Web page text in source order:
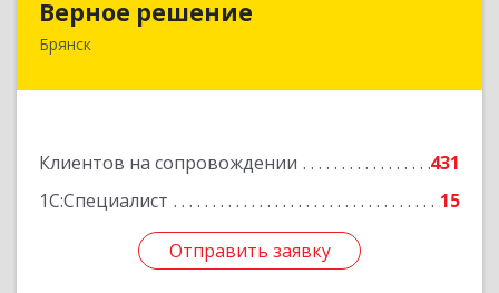
Верное решение
Брянск
Клиентов на сопровождении
431
1С:Специалист
15
Отправить заявку
241035, Брянская обл, Брянск г, Ульянова ул,
Отправить заявку